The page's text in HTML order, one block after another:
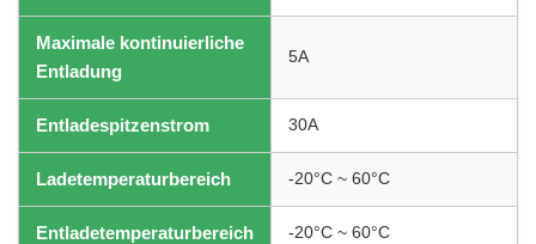
Maximale kontinuierliche
Entladung
5A
Entladespitzenstrom 30A
Ladetemperaturbereich -20°C ~ 60°C
Entladetemperaturbereich -20°C ~ 60°C